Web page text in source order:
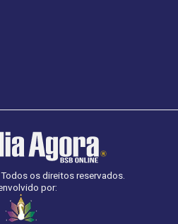
os direitos reservados.
por: